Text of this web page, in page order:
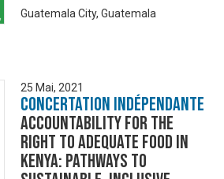
Guatemala City, Guatemala
25 Mai, 2021
Concertation Indépendante
Accountability for the
right to adequate food in
Kenya: Pathways to